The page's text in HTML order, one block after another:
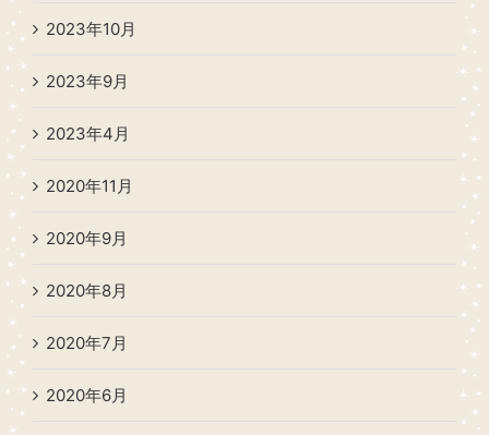
2023年10月
2023年9月
2023年4月
2020年11月
2020年9月
2020年8月
2020年7月
2020年6月